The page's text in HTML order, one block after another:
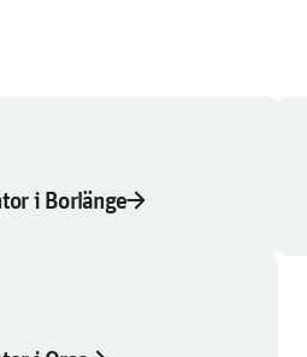
i Borlängearrow_forward